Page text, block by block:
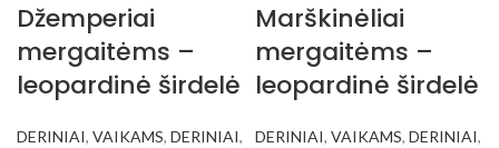
Džemperiai
mergaitėms –
leopardinė širdelė
DERINIAI, VAIKAMS, DERINIAI,
Marškinėliai
mergaitėms –
leopardinė širdelė
DERINIAI, VAIKAMS, DERINIAI,